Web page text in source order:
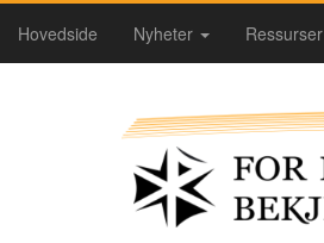
Hovedside Nyheter Ressurser